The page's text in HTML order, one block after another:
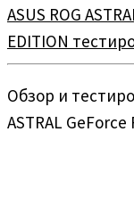
ASUS ROG
EDITION
Обзор и
ASTRAL GeForce